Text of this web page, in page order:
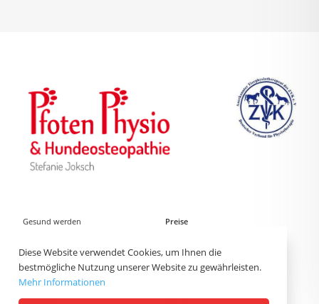
Gesund werden
Vorträge und Workshops
Blog
Therapiehunde Arbeit
Über Mich
Preise
Datenschutz
home
Kurse
Diese Website verwendet Cookies, um Ihnen die
bestmögliche Nutzung unserer Website zu gewährleisten.
Mehr Informationen